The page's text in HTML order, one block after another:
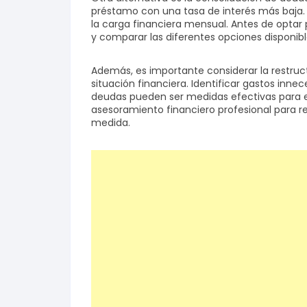
préstamo con una tasa de interés más
la carga financiera mensual. Antes de
y comparar las diferentes opciones
Además, es importante considerar la
situación financiera. Identificar gastos
deudas pueden ser medidas efectivas
asesoramiento financiero profesional para
medida.